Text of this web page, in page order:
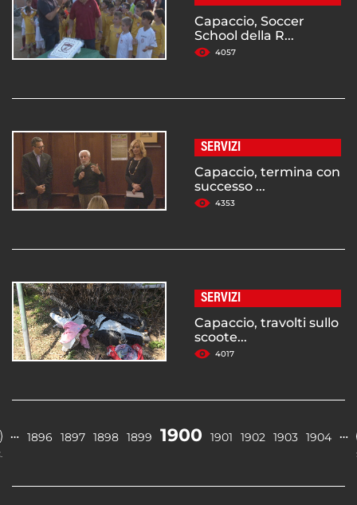
Capaccio, Soccer
School della R...
4057
SERVIZI
Capaccio, termina con
successo ...
4353
SERVIZI
Capaccio, travolti sullo
scoote...
4017
… 1896 1897 1898 1899 1900 1901 1902 1903 1904 …